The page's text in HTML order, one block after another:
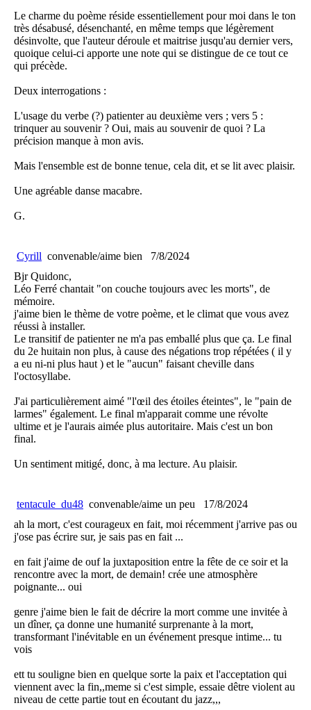
Le charme du poème réside essentiellement pour moi dans le ton
très désabusé, désenchanté, en même temps que légèrement
désinvolte, que l'auteur déroule et maitrise jusqu'au dernier vers,
quoique celui-ci apporte une note qui se distingue de ce tout ce
qui précède.
Deux interrogations :
L'usage du verbe (?) patienter au deuxième vers ; vers 5 :
trinquer au souvenir ? Oui, mais au souvenir de quoi ? La
précision manque à mon avis.
Mais l'ensemble est de bonne tenue, cela dit, et se lit avec plaisir.
Une agréable danse macabre.
G.
Cyrill convenable/aime bien
7/8/2024
Bjr Quidonc,
Léo Ferré chantait "on couche toujours avec les morts", de
mémoire.
j'aime bien le thème de votre poème, et le climat que vous avez
réussi à installer.
Le transitif de patienter ne m'a pas emballé plus que ça. Le final
du 2e huitain non plus, à cause des négations trop répétées ( il y
a eu ni-ni plus haut ) et le "aucun" faisant cheville dans
l'octosyllabe.
J'ai particulièrement aimé "l'œil des étoiles éteintes", le "pain de
larmes" également. Le final m'apparait comme une révolte
ultime et je l'aurais aimée plus autoritaire. Mais c'est un bon
final.
Un sentiment mitigé, donc, à ma lecture. Au plaisir.
tentacule_du48 convenable/aime un peu
17/8/2024
ah la mort, c'est courageux en fait, moi récemment j'arrive pas ou
j'ose pas écrire sur, je sais pas en fait ...
en fait j'aime de ouf la juxtaposition entre la fête de ce soir et la
rencontre avec la mort, de demain! crée une atmosphère
poignante... oui
genre j'aime bien le fait de décrire la mort comme une invitée à
un dîner, ça donne une humanité surprenante à la mort,
transformant l'inévitable en un événement presque intime... tu
vois
ett tu souligne bien en quelque sorte la paix et l'acceptation qui
viennent avec la fin,,meme si c'est simple, essaie dêtre violent au
niveau de cette partie tout en écoutant du jazz,,,